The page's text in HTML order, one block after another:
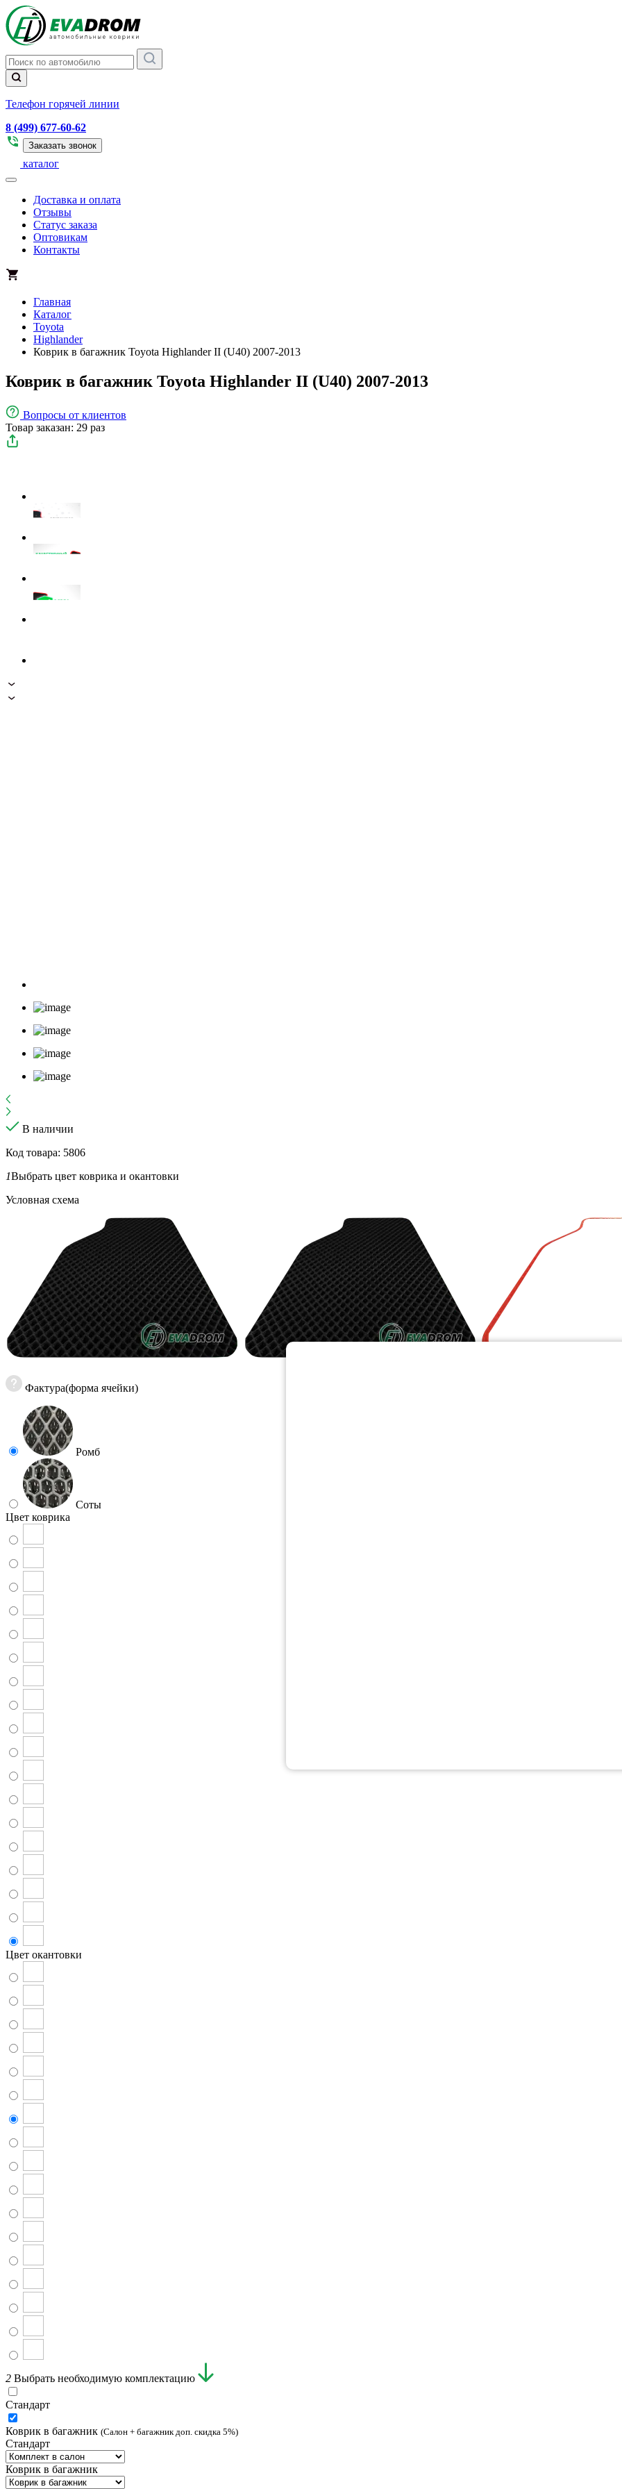
Телефон горячей линии
8 (499) 677-60-62
Заказать звонок
каталог
Доставка и оплата
Отзывы
Статус заказа
Оптовикам
Контакты
Главная
Каталог
Toyota
Highlander
Коврик в багажник Toyota Highlander II (U40) 2007-2013
Коврик в багажник Toyota Highlander II (U40) 2007-2013
Вопросы от клиентов
Товар заказан: 29 раз
В наличии
Код товара: 5806
1Выбрать цвет коврика и окантовки
Условная схема
Фактура(форма ячейки)
Ромб
Соты
Цвет коврика
Цвет окантовки
2 Выбрать необходимую комплектацию
Стандарт
Коврик в багажник (Салон + багажник доп. скидка 5%)
Стандарт
Коврик в багажник